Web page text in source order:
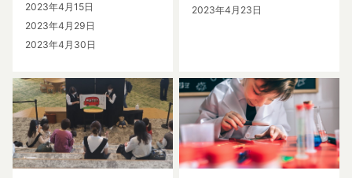
2023年4月15日
2023年4月29日
2023年4月30日
2023年4月23日